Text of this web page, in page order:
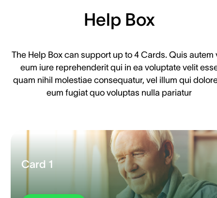
Help Box
The Help Box can support up to 4 Cards. Quis autem
eum iure reprehenderit qui in ea voluptate velit
quam nihil molestiae consequatur, vel illum qui
eum fugiat quo voluptas nulla pariatur
Card 1